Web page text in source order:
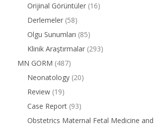
Orijinal Görüntüler (16)
Derlemeler (58)
Olgu Sunumları (85)
Klinik Araştırmalar (293)
MN GORM (487)
Neonatology (20)
Review (19)
Case Report (93)
Obstetrics Maternal Fetal Medicine